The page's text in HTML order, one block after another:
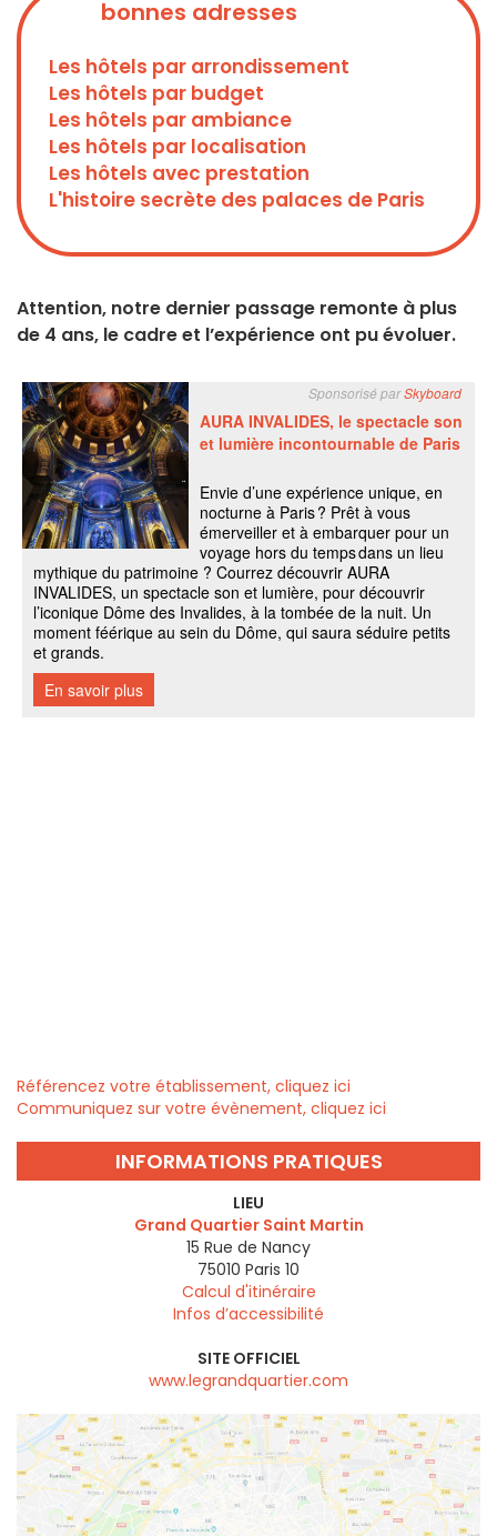
bonnes adresses
Les hôtels par arrondissement
Les hôtels par budget
Les hôtels par ambiance
Les hôtels par localisation
Les hôtels avec prestation
L'histoire secrète des palaces de Paris
Attention, notre dernier passage remonte à plus
de 4 ans, le cadre et l’expérience ont pu évoluer.
Référencez votre établissement, cliquez ici
Communiquez sur votre évènement, cliquez ici
INFORMATIONS PRATIQUES
LIEU
Grand Quartier Saint Martin
15 Rue de Nancy
75010 Paris 10
Calcul d'itinéraire
Infos d’accessibilité
SITE OFFICIEL
www.legrandquartier.com